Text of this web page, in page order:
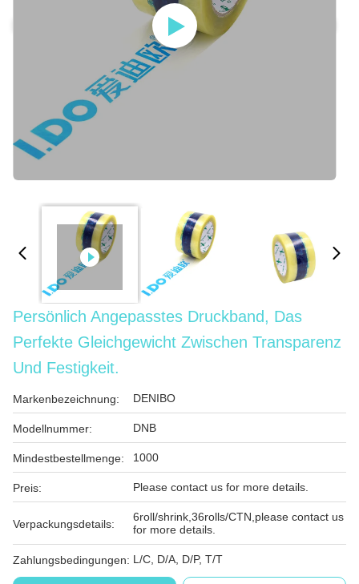
Persönlich Angepasstes Druckband, Das
Perfekte Gleichgewicht Zwischen Transparenz
Und Festigkeit.
Markenbezeichnung: DENIBO
Modellnummer: DNB
Mindestbestellmenge: 1000
Preis: Please contact us for more details.
Verpackungsdetails:
6roll/shrink,36rolls/CTN,please contact us
for more details.
Zahlungsbedingungen: L/C, D/A, D/P, T/T